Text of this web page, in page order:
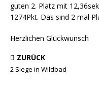
guten 2. Platz mit
1274Pkt. Das sind 2 mal
Herzlichen Glückwunsch
ZURÜCK
2 Siege in Wildbad